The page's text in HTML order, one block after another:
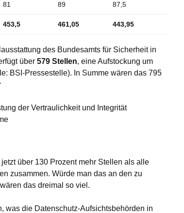
81 89 87,5
453,5 461,05 443,95
des Bundesamts für Sicherheit in
über 579 Stellen, eine Aufstockung um
BSI-Pressestelle). In Summe wären das 795
der Vertraulichkeit und Integrität
über 130 Prozent mehr Stellen als alle
zusammen. Würde man das an den zu
das dreimal so viel.
was die Datenschutz-Aufsichtsbehörden in